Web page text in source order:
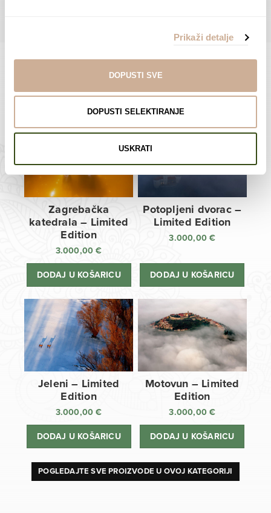
Prikaži detalje
DOPUSTI SVE
DOPUSTI SELEKTIRANJE
USKRATI
Limited Edition Fotografije
Zagrebačka
katedrala – Limited
Edition
3.000,00€
DODAJ U KOŠARICU
Potopljeni dvorac –
Limited Edition
3.000,00€
DODAJ U KOŠARICU
Jeleni – Limited
Edition
3.000,00€
DODAJ U KOŠARICU
Motovun – Limited
Edition
3.000,00€
DODAJ U KOŠARICU
POGLEDAJTE SVE PROIZVODE U OVOJ KATEGORIJI